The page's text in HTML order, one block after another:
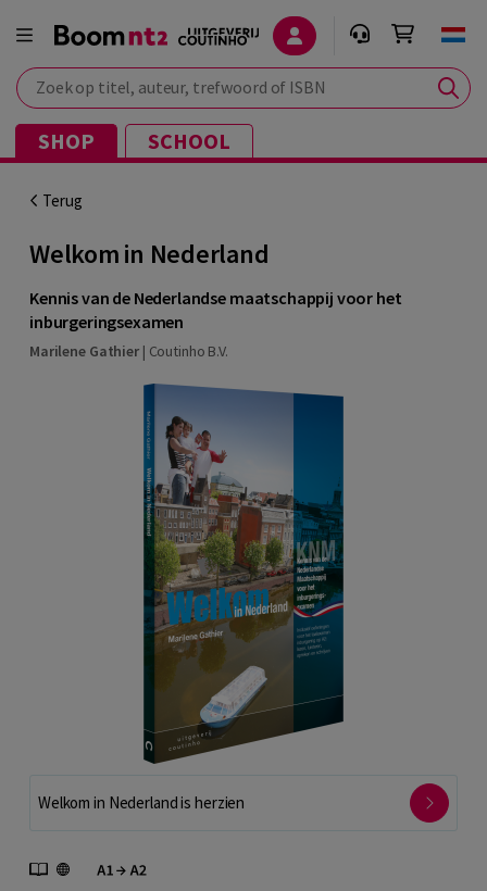
Zoek op titel, auteur, trefwoord of ISBN
SHOP SCHOOL
Terug
Welkom in Nederland
Kennis van de Nederlandse maatschappij voor het
inburgeringsexamen
Marilene Gathier| Coutinho B.V.
Welkom in Nederland is herzien